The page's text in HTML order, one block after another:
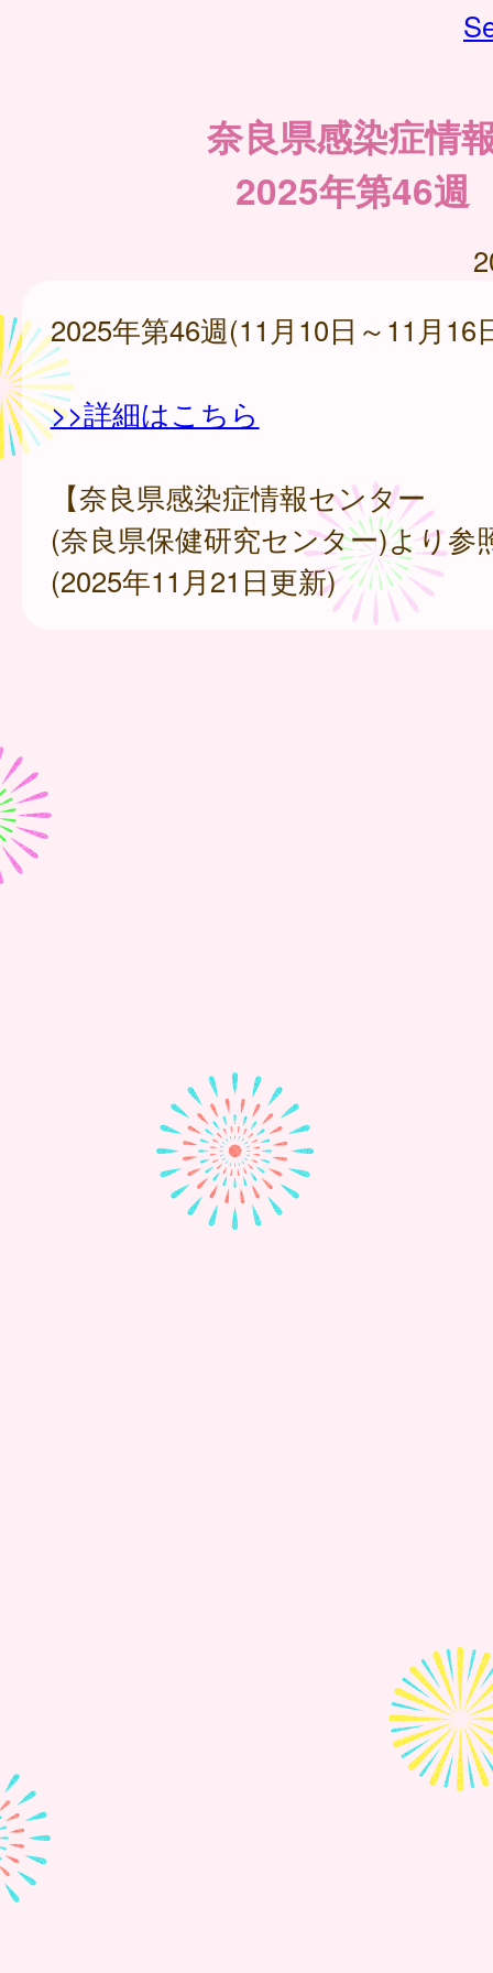
奈良県感染症情
2025年第46週
2025年第46週(11月10日～11月16
>>詳細はこちら
【奈良県感染症情報センター
(奈良県保健研究センター)より参
(2025年11月21日更新)